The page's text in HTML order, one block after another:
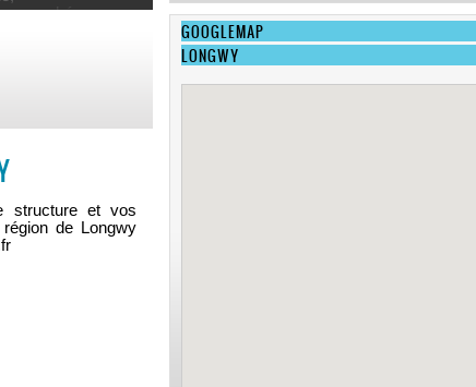
schémas,
3D,
photo,
Le récit
univers qui
votre
structure et vos
de Longwy
GOOGLEMAP
LONGWY